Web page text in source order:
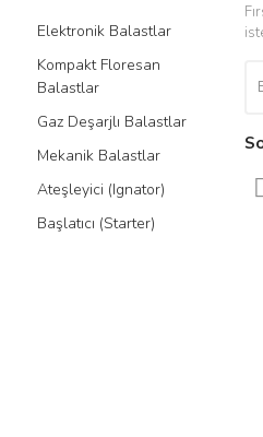
Gönder
Elektronik Balastlar
Kompakt Floresan
Balastlar
Gaz Deşarjlı Balastlar
Mekanik Balastlar
Ateşleyici (Ignator)
Başlatıcı (Starter)